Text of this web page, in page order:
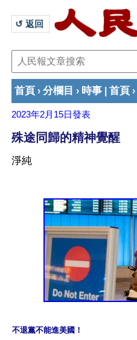
↺ 返回
首頁 › 分欄目 › 時事 首頁 ›
2023年2月15日發表
殊途同歸的精神覺醒
淨純
不退黨不能進美國！